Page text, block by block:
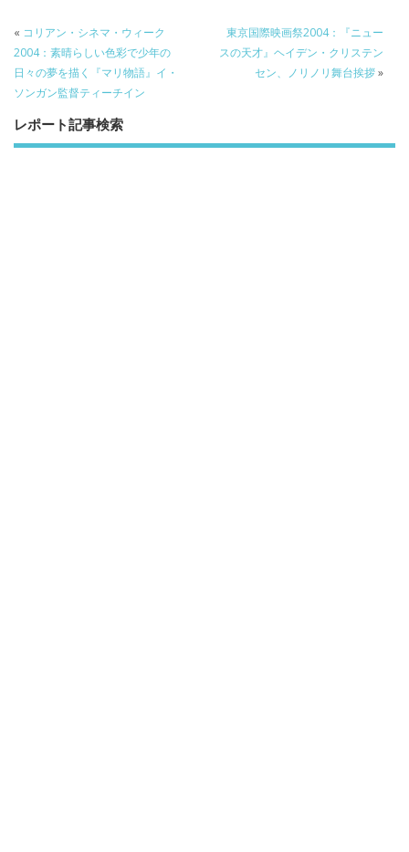
b
o
o
k
er a
o
« コリアン・シネマ・ウィーク
2004：素晴らしい色彩で少年の
日々の夢を描く『マリ物語』イ・
ソンガン監督ティーチイン
東京国際映画祭2004：『ニュー
スの天才』ヘイデン・クリステン
セン、ノリノリ舞台挨拶»
レポート記事検索